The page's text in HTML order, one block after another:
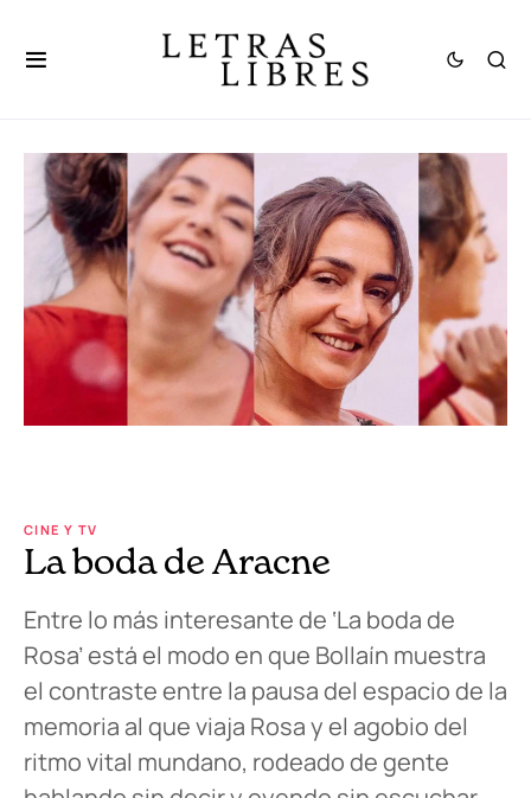
CINE Y TV
La boda de Aracne
Entre lo más interesante de ‘La boda de
Rosa’ está el modo en que Bollaín muestra
el contraste entre la pausa del espacio de la
memoria al que viaja Rosa y el agobio del
ritmo vital mundano, rodeado de gente